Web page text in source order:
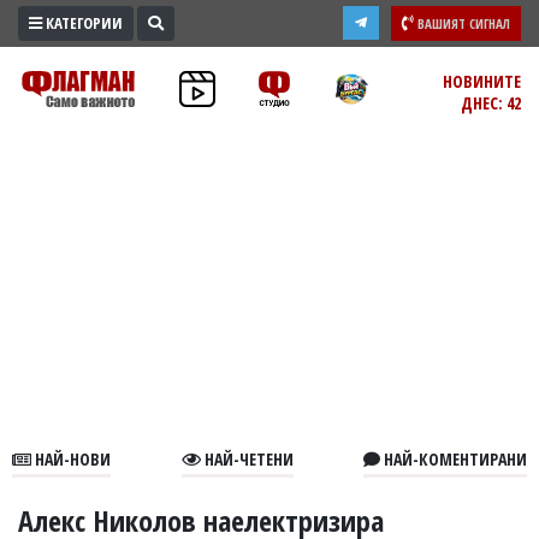
ПРОМО
ЗОНА
КАТЕГОРИИ ВАШИЯТ СИГНАЛ
НОВИНИТЕ
ДНЕС: 42
НАЙ-НОВИ НАЙ-ЧЕТЕНИ НАЙ-КОМЕНТИРАНИ
Алекс Николов наелектризира